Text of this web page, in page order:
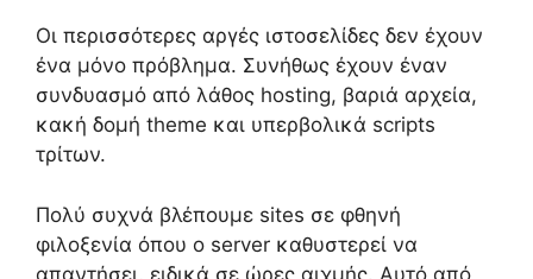
Οι περισσότερες αργές ιστοσελίδες δεν έχουν
ένα μόνο πρόβλημα. Συνήθως έχουν έναν
συνδυασμό από λάθος hosting, βαριά αρχεία,
κακή δομή theme και υπερβολικά scripts
τρίτων.
Πολύ συχνά βλέπουμε sites σε φθηνή
φιλοξενία όπου ο server καθυστερεί να
απαντήσει, ειδικά σε ώρες αιχμής. Αυτό από